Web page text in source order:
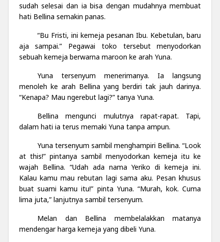
sudah selesai dan ia bisa dengan mudahnya membuat
hati Bellina semakin panas.
“Bu Fristi, ini kemeja pesanan Ibu. Kebetulan, baru
aja sampai.” Pegawai toko tersebut menyodorkan
sebuah kemeja berwarna maroon ke arah Yuna.
Yuna tersenyum menerimanya. Ia langsung
menoleh ke arah Bellina yang berdiri tak jauh darinya.
“Kenapa? Mau ngerebut lagi?” tanya Yuna.
Bellina mengunci mulutnya rapat-rapat. Tapi,
dalam hati ia terus memaki Yuna tanpa ampun.
Yuna tersenyum sambil menghampiri Bellina. “Look
at this!” pintanya sambil menyodorkan kemeja itu ke
wajah Bellina. “Udah ada nama Yeriko di kemeja ini.
Kalau kamu mau rebutan lagi sama aku. Pesan khusus
buat suami kamu itu!” pinta Yuna. “Murah, kok. Cuma
lima juta,” lanjutnya sambil tersenyum.
Melan dan Bellina membelalakkan matanya
mendengar harga kemeja yang dibeli Yuna.